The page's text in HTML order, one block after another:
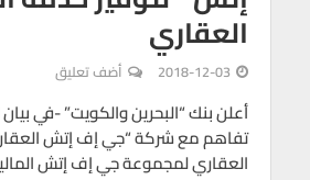
العقاري
2018-12-03 أضف تعليق
أعلن بنك “البحرين والكويت” -في
تفاهم مع شركة “جي إف إتش
العقاري لمجموعة جي إف إتش